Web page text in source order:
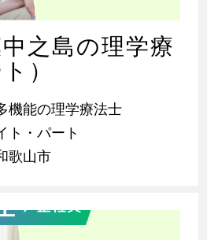
之島の理学療
）
機能の理学療法士
ト・パート
歌山市